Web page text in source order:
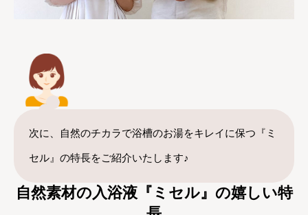
次に、自然のチカラで浴槽のお湯をキレイに保つ『ミ
セル』の特長をご紹介いたします♪
自然素材の入浴液『ミセル』の嬉しい特